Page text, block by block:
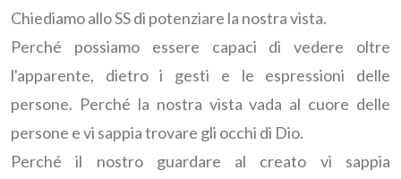
Chiediamo allo SS di potenziare la nostra vista.
Perché possiamo essere capaci di vedere oltre
l'apparente, dietro i gesti e le espressioni delle
persone. Perché la nostra vista vada al cuore delle
persone e vi sappia trovare gli occhi di Dio.
Perché il nostro guardare al creato vi sappia